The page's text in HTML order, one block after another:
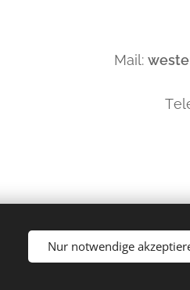
Mail:
Nur notwendige